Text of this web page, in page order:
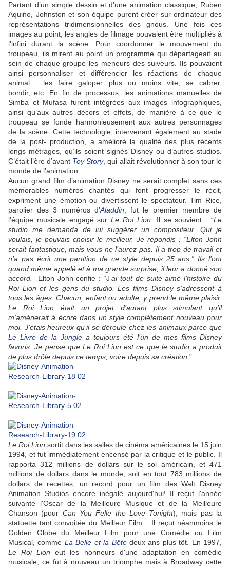
Partant d’un simple dessin et d’une animation classique, Ruben
Aquino, Johnston et son équipe purent créer sur ordinateur des
représentations tridimensionnelles des gnous. Une fois ces
images au point, les angles de filmage pouvaient être multipliés à
l’infini durant la scène. Pour coordonner le mouvement du
troupeau, ils mirent au point un programme qui départageait au
sein de chaque groupe les meneurs des suiveurs. Ils pouvaient
ainsi personnaliser et différencier les réactions de chaque
animal : les faire galoper plus ou moins vite, se cabrer,
bondir, etc. En fin de processus, les animations manuelles de
Simba et Mufasa furent intégrées aux images infographiques,
ainsi qu’aux autres décors et effets, de manière à ce que le
troupeau se fonde harmonieusement aux autres personnages
de la scène. Cette technologie, intervenant également au stade
de la post- production, a amélioré la qualité des plus récents
longs métrages, qu’ils soient signés Disney ou d’autres studios.
C’était l’ère d’avant Toy Story, qui allait révolutionner à son tour le
monde de l’animation.
Aucun grand film d’animation Disney ne serait complet sans ces
mémorables numéros chantés qui font progresser le récit,
expriment une émotion ou divertissent le spectateur. Tim Rice,
parolier des 3 numéros d’Aladdin , fut le premier membre de
l’équipe musicale engagé surLe Roi Lion . Il se souvient : “Le
studio me demanda de lui suggérer un compositeur. Qui je
voulais, je pouvais choisir le meilleur. Je répondis : “Elton John
serait fantastique, mais vous ne l’aurez pas. Il a trop de travail et
n’a pas écrit une partition de ce style depuis 25 ans.” Ils l’ont
quand même appelé et à ma grande surprise, il leur a donné son
accord. ” Elton John confie : “J’ai tout de suite aimé l’histoire du
Roi Lion et les gens du studio. Les films Disney s’adressent à
tous les âges. Chacun, enfant ou adulte, y prend le même plaisir.
Le Roi Lion était un projet d’autant plus stimulant qu’il
m’amènerait à écrire dans un style complètement nouveau pour
moi. J’étais heureux qu’il se déroule chez les animaux parce que
Le Livre de la Jungle a toujours été l’un de mes films Disney
favoris. Je pense que Le Roi Lion est ce que le studio a produit
de plus drôle depuis ce temps, voire depuis sa création. ”
Le Roi Lion sortit dans les salles de cinéma américaines le 15 juin
1994, et fut immédiatement encensé par la critique et le public. Il
rapporta 312 millions de dollars sur le sol américain, et 471
millions de dollars dans le monde, soit en tout 783 millions de
dollars de recettes, un record pour un film des Walt Disney
Animation Studios encore inégalé aujourd'hui! Il reçut l'année
suivante l'Oscar de la Meilleure Musique et de la Meilleure
Chanson (pour Can You Felle the Love Tonight), mais pas la
statuette tant convoitée du Meilleur Film... Il reçut néanmoins le
Golden Globe du Meilleur Film pour une Comédie ou Film
Musical, comme La Belle et la Bêtedeux ans plus tôt. En 1997,
Le Roi Lion eut les honneurs d'une adaptation en comédie
musicale, ce fut à nouveau un triomphe mais à Broadway cette